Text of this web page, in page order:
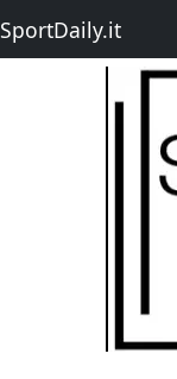
SportDaily.it